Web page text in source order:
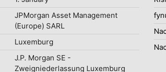
JPMorgan Asset Management
(Europe) SARL
Luxemburg
J.P. Morgan SE -
Zweigniederlassung Luxemburg